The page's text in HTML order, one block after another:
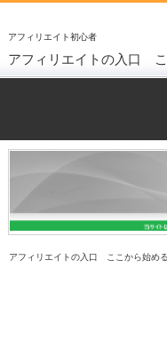
アフィリエイト初心者
アフィリエイトの入口
アフィリエイトの入口 ここから始め